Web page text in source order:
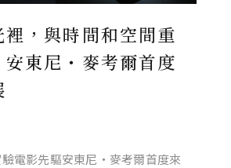
裡，與時間和空間重
東尼・麥考爾首度
電影先驅安東尼・麥考爾首度來